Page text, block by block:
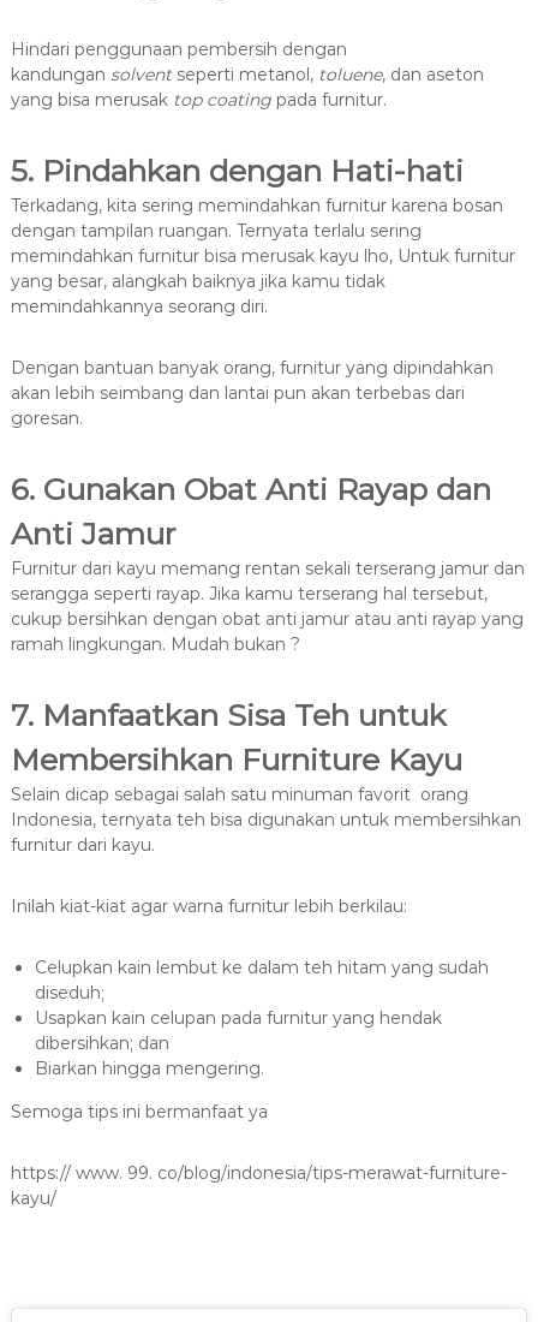
Hindari penggunaan pembersih dengan
kandungan solventseperti metanol, toluene, dan aseton
yang bisa merusak top coatingpada furnitur.
5. Pindahkan dengan Hati-hati
Terkadang, kita sering memindahkan furnitur karena bosan
dengan tampilan ruangan. Ternyata terlalu sering
memindahkan furnitur bisa merusak kayu lho, Untuk furnitur
yang besar, alangkah baiknya jika kamu tidak
memindahkannya seorang diri.
Dengan bantuan banyak orang, furnitur yang dipindahkan
akan lebih seimbang dan lantai pun akan terbebas dari
goresan.
6. Gunakan Obat Anti Rayap dan
Anti Jamur
Furnitur dari kayu memang rentan sekali terserang jamur dan
serangga seperti rayap. Jika kamu terserang hal tersebut,
cukup bersihkan dengan obat anti jamur atau anti rayap yang
ramah lingkungan. Mudah bukan ?
7. Manfaatkan Sisa Teh untuk
Membersihkan Furniture Kayu
Selain dicap sebagai salah satu minuman favorit orang
Indonesia, ternyata teh bisa digunakan untuk membersihkan
furnitur dari kayu.
Inilah kiat-kiat agar warna furnitur lebih berkilau:
Celupkan kain lembut ke dalam teh hitam yang sudah
diseduh;
Usapkan kain celupan pada furnitur yang hendak
dibersihkan; dan
Biarkan hingga mengering.
Semoga tips ini bermanfaat ya
https:// www. 99. co/blog/indonesia/tips-merawat-furniture-
kayu/